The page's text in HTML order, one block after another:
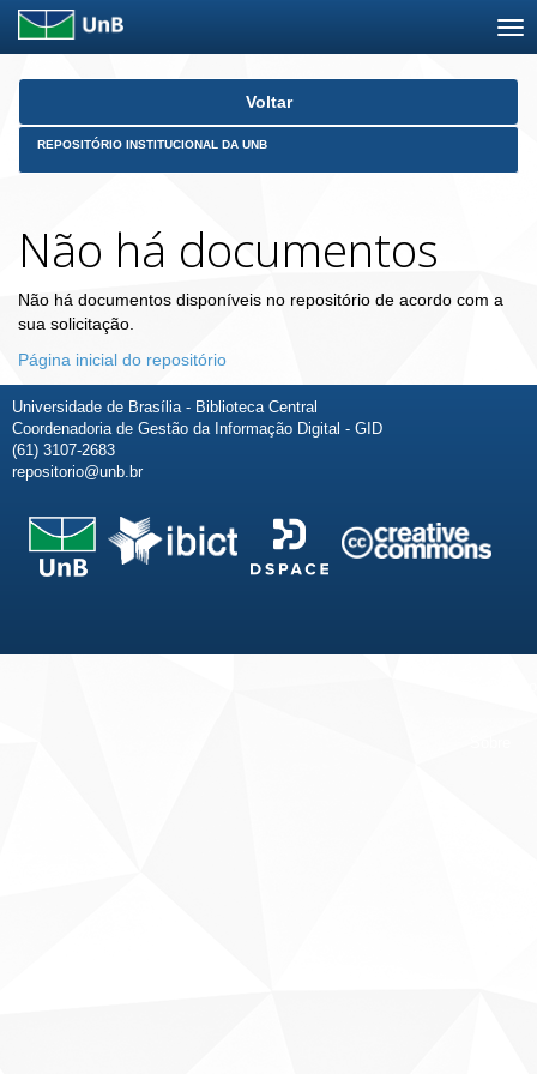
Skip
Voltar
REPOSITÓRIO INSTITUCIONAL DA UNB
Não há documentos
Não há documentos disponíveis no repositório de acordo com a
sua solicitação.
Página inicial do repositório
Universidade de Brasília - Biblioteca Central
Coordenadoria de Gestão da Informação Digital - GID
(61) 3107-2683
repositorio@unb.br